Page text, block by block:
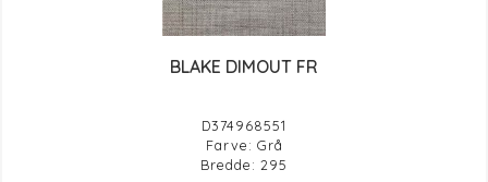
BLAKE DIMOUT FR
D374968551
Farve: Grå
Bredde: 295